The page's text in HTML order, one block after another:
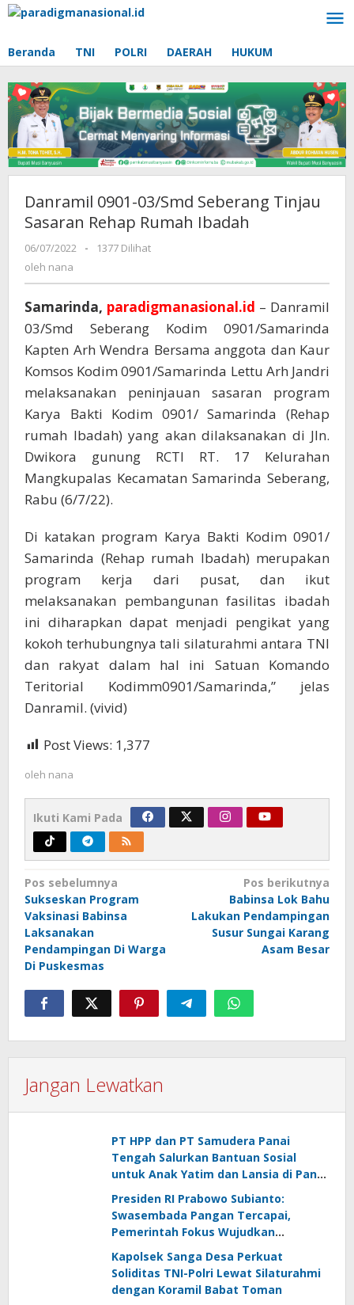
Lewati
Beranda TNI POLRI DAERAH HUKUM
Danramil 0901-03/Smd Seberang Tinjau
Sasaran Rehap Rumah Ibadah
06/07/2022
oleh
-
1377 Dilihat
oleh nana
Samarinda, paradigmanasional.id – Danramil
03/Smd Seberang Kodim 0901/Samarinda
Kapten Arh Wendra Bersama anggota dan Kaur
Komsos Kodim 0901/Samarinda Lettu Arh Jandri
melaksanakan peninjauan sasaran program
Karya Bakti Kodim 0901/ Samarinda (Rehap
rumah Ibadah) yang akan dilaksanakan di Jln.
Dwikora gunung RCTI RT. 17 Kelurahan
Mangkupalas Kecamatan Samarinda Seberang,
Rabu (6/7/22).
Di katakan program Karya Bakti Kodim 0901/
Samarinda (Rehap rumah Ibadah) merupakan
program kerja dari pusat, dan ikut
melaksanakan pembangunan fasilitas ibadah
ini diharapkan dapat menjadi pengikat yang
kokoh terhubungnya tali silaturahmi antara TNI
dan rakyat dalam hal ini Satuan Komando
Teritorial Kodimm0901/Samarinda,” jelas
Danramil. (vivid)
Post Views: 1,377
oleh nana
Ikuti Kami Pada
Navigasi
pos
Pos sebelumnya
Sukseskan Program
Vaksinasi Babinsa
Laksanakan
Pendampingan Di Warga
Di Puskesmas
Pos berikutnya
Babinsa Lok Bahu
Lakukan Pendampingan
Susur Sungai Karang
Asam Besar
Jangan Lewatkan
PT HPP dan PT Samudera Panai
Tengah Salurkan Bantuan Sosial
untuk Anak Yatim dan Lansia di Panai
Presiden RI Prabowo Subianto:
Swasembada Pangan Tercapai,
Pemerintah Fokus Wujudkan
Kemandirian Energi dan Air
Kapolsek Sanga Desa Perkuat
Soliditas TNI-Polri Lewat Silaturahmi
dengan Koramil Babat Toman